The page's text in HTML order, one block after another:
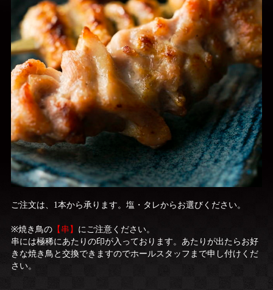
ご注文は、1本から承ります。塩・タレからお選びください。
※焼き鳥の【串】 にご注意ください。
串には極稀にあたりの印が入っております。あたりが出たらお好
きな焼き鳥と交換できますのでホールスタッフまで申し付けくだ
さい。